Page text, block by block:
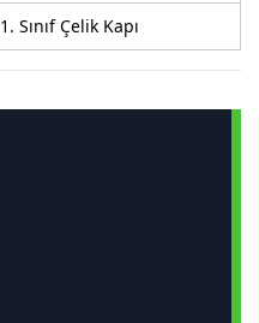
1. Sınıf Çelik Kapı